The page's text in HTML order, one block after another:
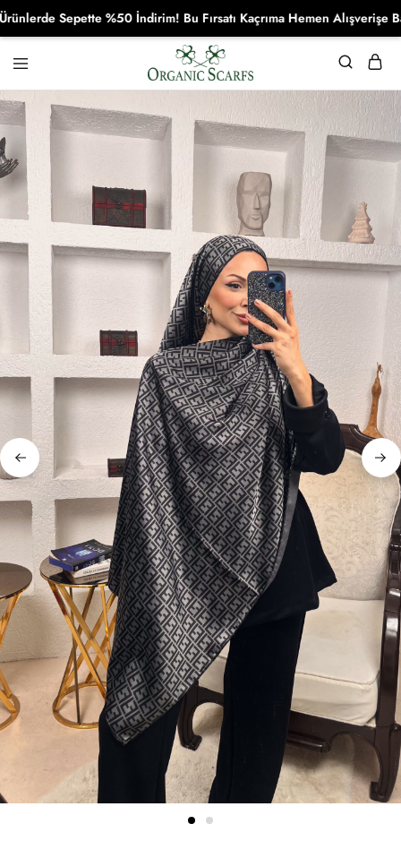
Organikscarf
Sepette %50 İndirim! Bu Fırsatı Kaçrıma Hemen Alışverişe Başla!